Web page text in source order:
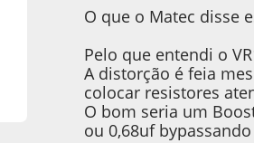
O que o Matec disse
Pelo que entendi o
A distorção é feia
colocar resistores
O bom seria um
ou 0,68uf